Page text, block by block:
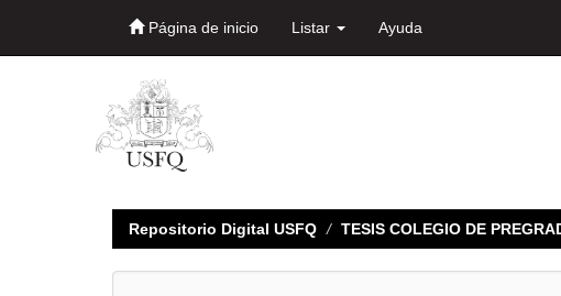
Página de inicio Listar Ayuda
Repositorio Digital USFQ TESIS COLEGIO DE